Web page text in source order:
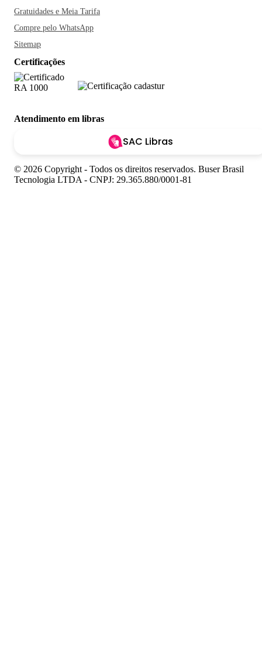
Gratuidades e Meia Tarifa
Compre pelo WhatsApp
Sitemap
Certificações
Atendimento em libras
SAC Libras
© 2026 Copyright - Todos os direitos reservados. Buser Brasil
Tecnologia LTDA - CNPJ: 29.365.880/0001-81